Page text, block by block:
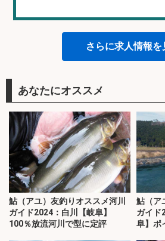
さらに求人情報を
あなたにオススメ
鮎（アユ）友釣りオススメ河川
ガイド2024：白川【岐阜】
100％放流河川で型に定評
鮎（ア
ガイド
阜】ポ